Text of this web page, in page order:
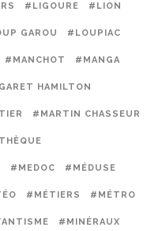
#LIGOURE #LION
GAROU #LOUPIAC
#MANCHOT #MANGA
HAMILTON
#MARTIN CHASSEUR
#MEDOC #MÉDUSE
#MÉTIERS #MÉTRO
#MINÉRAUX